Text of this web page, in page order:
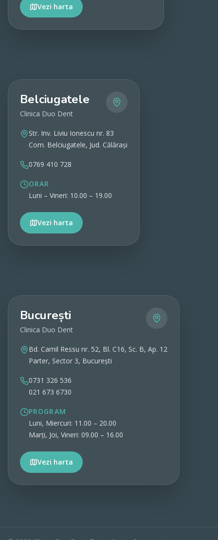
Vezi harta
Vezi detalii
Belciugatele
Clinica Duo Dent
Str. Inv. Liviu Ionescu nr. 83
Com. Belciugatele, Jud. Călărași
0769 410 728
ORAR
Luni – Vineri: 10.00 – 19.00
Vezi harta
Vezi detalii
București
Clinica Duo Dent
Bd. Camil Ressu nr. 52, Bl. C16, Sc. B, Ap. 12
Parter, Sector 3, București
0731 326 536
021 673 6730
PROGRAM
Luni, Miercuri: 11.00 – 20.00
Marți, Joi, Vineri: 09.00 – 16.00
Vezi harta